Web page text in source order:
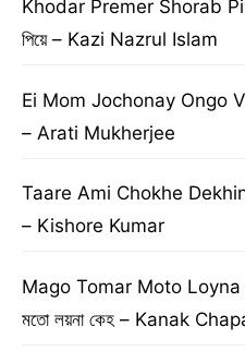
Khodar Premer Shorab
পিয়ে – Kazi Nazrul Islam
Ei Mom Jochonay Ongo
– Arati Mukherjee
Taare Ami Chokhe Dekhini
– Kishore Kumar
Mago Tomar Moto Loyna
মতো লয়না কেহ – Kanak